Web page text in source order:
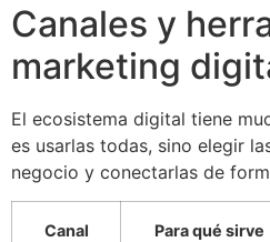
Canales y
marketing
El ecosistema digital tiene
es usarlas todas, sino elegir
negocio y conectarlas de
Canal Para qué sirve